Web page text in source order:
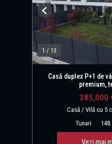
1 / 13
Previous
Casă duplex P+1 de
premium,
385,000
Casă / Vilă cu 5
Tunari
Vezi mai